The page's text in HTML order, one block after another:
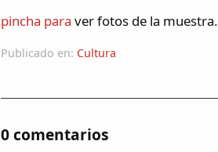
pincha para ver fotos de la muestra.
Publicado en: Cultura
0 comentarios